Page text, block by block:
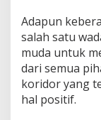
Adapun
salah satu
muda untuk
dari semua
koridor yang
hal positif.